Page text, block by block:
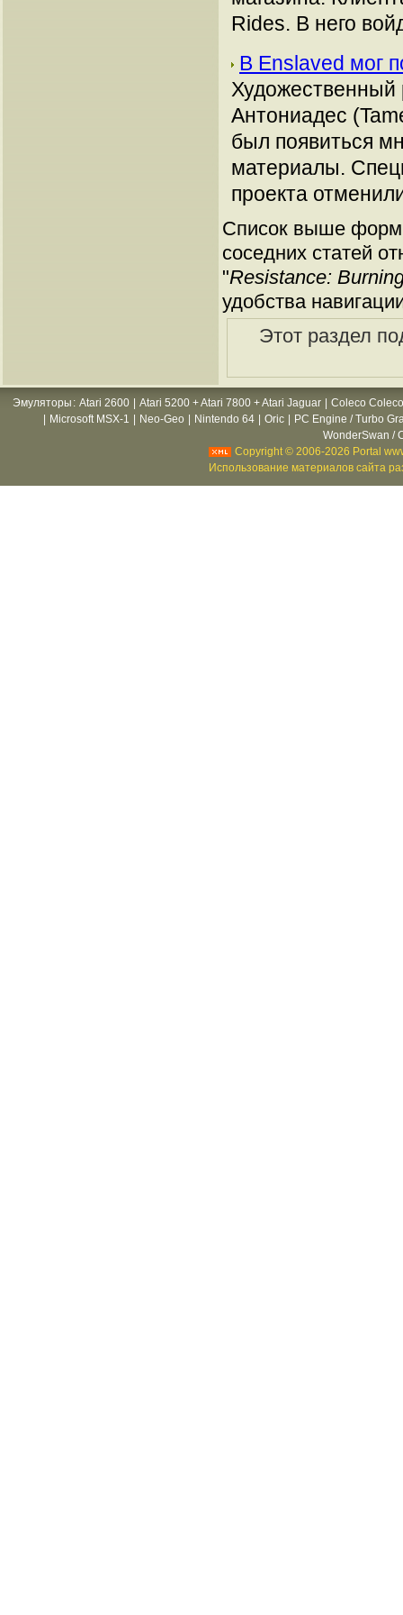
Rides. В него
В Enslaved мог
Художественный
Антониадес
был появиться
материалы.
проекта
Список выше
соседних статей
"Resistance:
удобства
Этот раздел
Эмуляторы : Atari 2600 Atari 5200 + Atari 7800 + Atari Jaguar
Coleco
Microsoft MSX-1 Neo-Geo Nintendo 64 Oric
PC Engine / Turbo
WonderSwan /
Copyright © 2006-2026 Portal
Использование материалов сайта